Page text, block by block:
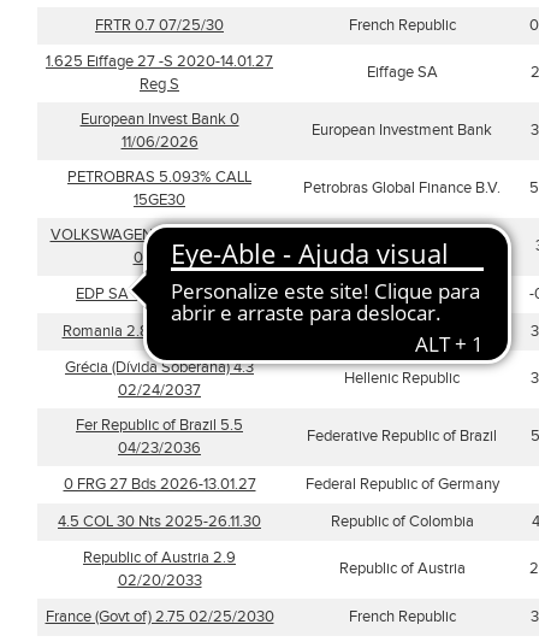
FRTR 0.7 07/25/30
French Republic
1.625 Eiffage 27 -S 2020-14.01.27
Reg S
Eiffage SA
European Invest Bank 0
11/06/2026
European Investment Bank
PETROBRAS 5.093% CALL
15GE30
Petrobras Global Finance B.V.
VOLKSWAGEN FIN SERV 2.25%
01OT27
VOLKSWAGEN FINANCIAL
SERVICES AG
EDP SA 4.5 05/27/2055 EDP-Energias de Portugal SA
-
Romania 2.875 05/26/2028
Grécia (Dívida Soberana) 4.3
02/24/2037
Hellenic Republic
Fer Republic of Brazil 5.5
04/23/2036
Federative Republic of Brazil
0 FRG 27 Bds 2026-13.01.27
Federal Republic of Germany
4.5 COL 30 Nts 2025-26.11.30
Republic of Colombia
Republic of Austria 2.9
02/20/2033
Republic of Austria
France (Govt of) 2.75 02/25/2030 French Republic